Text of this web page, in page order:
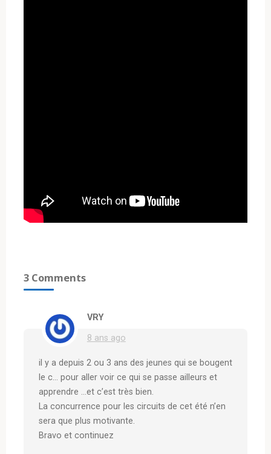
3 Comments
VRY
8 ans ago
il y a depuis 2 ou 3 ans des jeunes qui se bougent
le c… pour aller voir ce qui se passe ailleurs et
apprendre …et c’est très bien.
La concurrence pour les circuits de cet été n’en
sera que plus motivante.
Bravo et continuez